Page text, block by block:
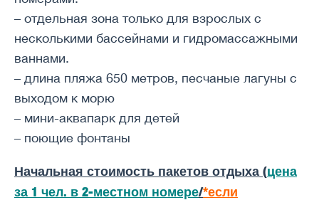
– отдельная зона только для взрослых с
несколькими бассейнами и гидромассажными
ваннами.
– длина пляжа 650 метров, песчаные лагуны с
выходом к морю
– мини-аквапарк для детей
– поющие фонтаны
Начальная стоимость пакетов отдыха (цена
за 1 чел. в 2-местном номере/*если